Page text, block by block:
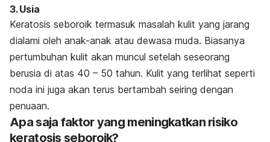
3. Usia
Keratosis seboroik termasuk masalah kulit yang jarang
dialami oleh anak-anak atau dewasa muda. Biasanya
pertumbuhan kulit akan muncul setelah seseorang
berusia di atas 40 – 50 tahun. Kulit yang terlihat seperti
noda ini juga akan terus bertambah seiring dengan
penuaan.
Apa saja faktor yang meningkatkan risiko
keratosis seboroik?